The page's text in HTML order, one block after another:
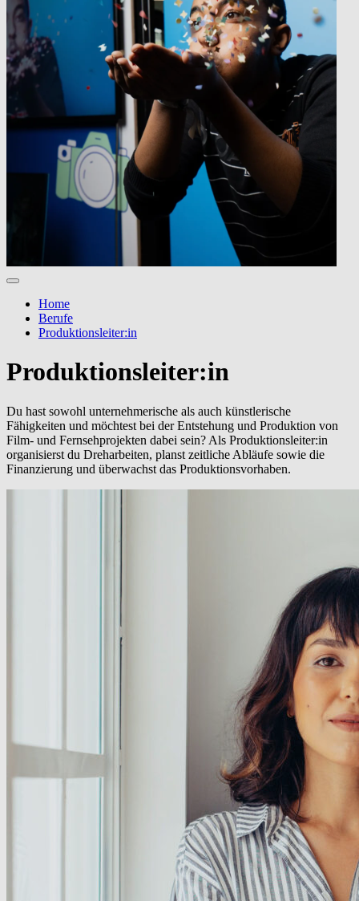
Home
Berufe
Produktionsleiter:in
Produktionsleiter:in
Du hast sowohl unternehmerische als auch künstlerische
Fähigkeiten und möchtest bei der Entstehung und Produktion von
Film- und Fernsehprojekten dabei sein? Als Produktionsleiter:in
organisierst du Dreharbeiten, planst zeitliche Abläufe sowie die
Finanzierung und überwachst das Produktionsvorhaben.